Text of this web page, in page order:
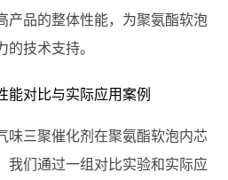
产品的整体性能，为聚氨酯软泡
技术支持。
能对比与实际应用案例
味三聚催化剂在聚氨酯软泡内芯
我们通过一组对比实验和实际应